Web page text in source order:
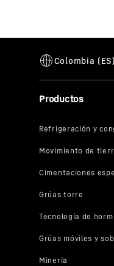
Productos